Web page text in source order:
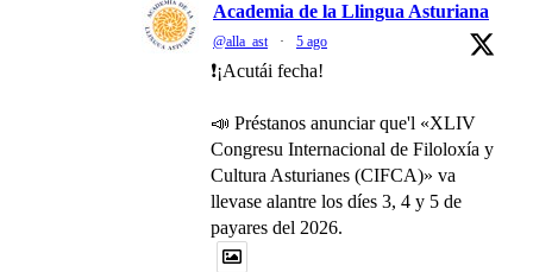
Academia de la Llingua Asturiana
@alla_ast · 5 ago
❗️¡Acutái fecha!
📣 Préstanos anunciar que'l «XLIV
Congresu Internacional de Filoloxía y
Cultura Asturianes (CIFCA)» va
llevase alantre los díes 3, 4 y 5 de
payares del 2026.